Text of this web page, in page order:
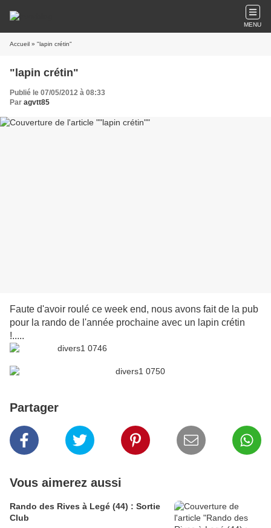
MENU
Accueil » "lapin crétin"
"lapin crétin"
Publié le 07/05/2012 à 08:33
Par agvtt85
Faute d'avoir roulé ce week end, nous avons fait de la pub
pour la rando de l'année prochaine avec un lapin crétin
!.....
Partager
Vous aimerez aussi
Rando des Rives à Legé (44) : Sortie
Club